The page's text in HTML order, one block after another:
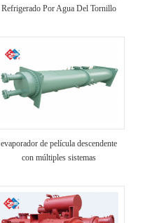
Refrigerado Por Agua Del Tornillo
evaporador de película descendente
con múltiples sistemas